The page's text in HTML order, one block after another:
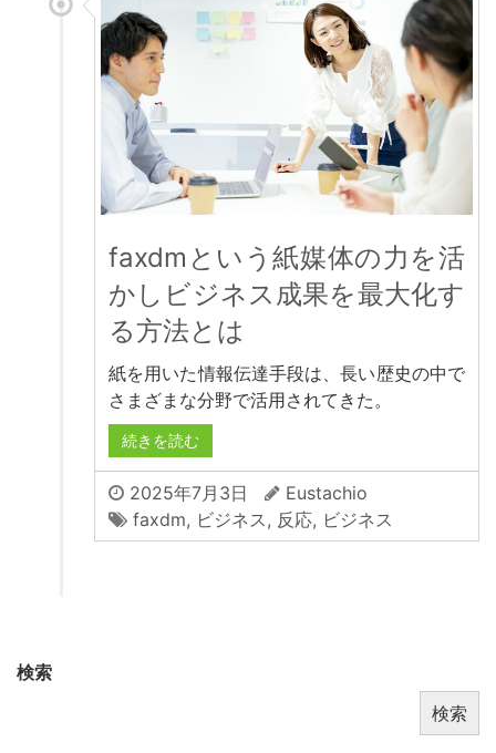
faxdmという紙媒体の力を活
かしビジネス成果を最大化す
る方法とは
紙を用いた情報伝達手段は、長い歴史の中で
さまざまな分野で活用されてきた。
続きを読む
2025年7月3日
Eustachio
faxdm, ビジネス, 反応, ビジネス
検索
検索